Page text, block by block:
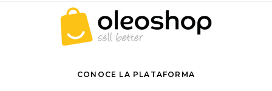
CONOCE LA PLATAFORMA